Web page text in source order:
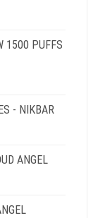
1500 PUFFS
- NIKBAR
ANGEL